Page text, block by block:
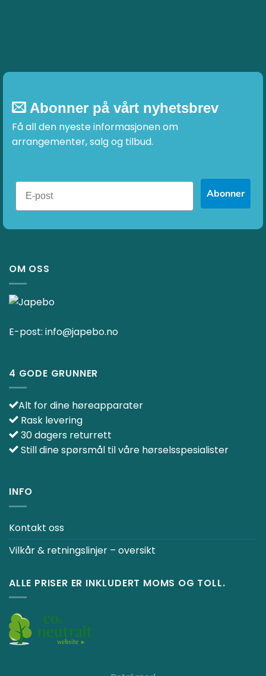
Abonner på vårt nyhetsbrev
Få all den nyeste informasjonen om
arrangementer, salg og tilbud.
Abonner
OM OSS
E-post: info@japebo.no
4 GODE GRUNNER
Alt for dine høreapparater
Rask levering
30 dagers returrett
Still dine spørsmål til våre hørselsspesialister
INFO
Kontakt oss
Vilkår & retningslinjer – oversikt
ALLE PRISER ER INKLUDERT MOMS OG TOLL.